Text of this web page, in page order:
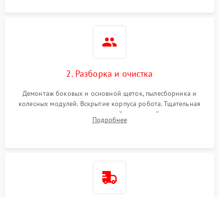
2. Разборка и очистка
Демонтаж боковых и основной щеток, пылесборника и
колесных модулей. Вскрытие корпуса робота. Тщательная
очистка внутренних полостей, шестерней и плат от
скопившейся пыли, волос и шерсти животных с
Подробнее